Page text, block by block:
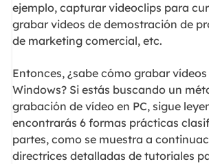
ejemplo, capturar videoclips para
grabar videos de demostración de
de marketing comercial, etc.
Entonces, ¿sabe cómo grabar vídeos
Windows? Si estás buscando un
grabación de vídeo en PC, sigue
encontrarás 6 formas prácticas
partes, como se muestra a
directrices detalladas de tutoriales